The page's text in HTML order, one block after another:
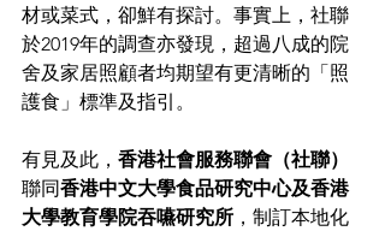
材或菜式，卻鮮有探討。事實上，社聯
於2019年的調查亦發現，超過八成的院
舍及家居照顧者均期望有更清晰的「照
護食」標準及指引。
有見及此， 香港社會服務聯會（社聯）
聯同香港中文大學食品研究中心及香港
大學教育學院吞嚥研究所 ，制訂本地化